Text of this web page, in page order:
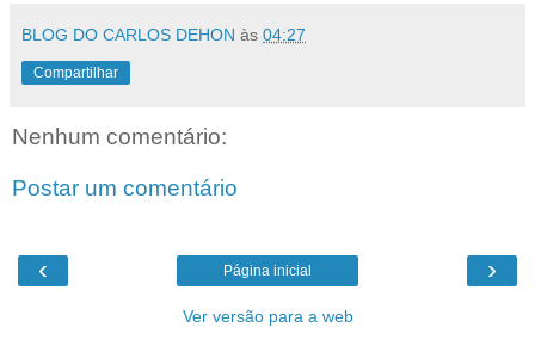
BLOG DO CARLOS DEHON às 04:27
Compartilhar
Nenhum comentário:
Postar um comentário
‹ ›
Página inicial
Ver versão para a web